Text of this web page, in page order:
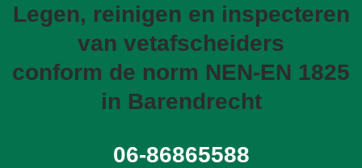
Legen, reinigen en inspecteren
van vetafscheiders
conform de norm NEN-EN 1825
in Barendrecht
06-86865588